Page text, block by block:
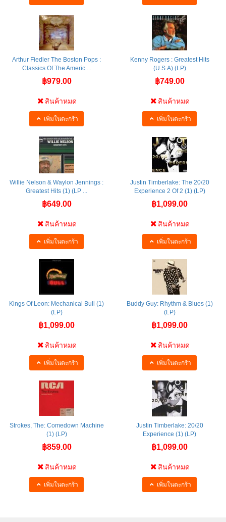
Arthur Fiedler The Boston Pops :
Classics Of The Americ ...
฿979.00
สินค้าหมด
เพิ่มในตะกร้า
Kenny Rogers : Greatest Hits
(U.S.A) (LP)
฿749.00
สินค้าหมด
เพิ่มในตะกร้า
Willie Nelson & Waylon Jennings :
Greatest Hits (1) (LP ...
฿649.00
สินค้าหมด
เพิ่มในตะกร้า
Justin Timberlake: The 20/20
Experience 2 Of 2 (1) (LP)
฿1,099.00
สินค้าหมด
เพิ่มในตะกร้า
Kings Of Leon: Mechanical Bull (1)
(LP)
฿1,099.00
สินค้าหมด
เพิ่มในตะกร้า
Buddy Guy: Rhythm & Blues (1)
(LP)
฿1,099.00
สินค้าหมด
เพิ่มในตะกร้า
Strokes, The: Comedown Machine
(1) (LP)
฿859.00
สินค้าหมด
เพิ่มในตะกร้า
Justin Timberlake: 20/20
Experience (1) (LP)
฿1,099.00
สินค้าหมด
เพิ่มในตะกร้า